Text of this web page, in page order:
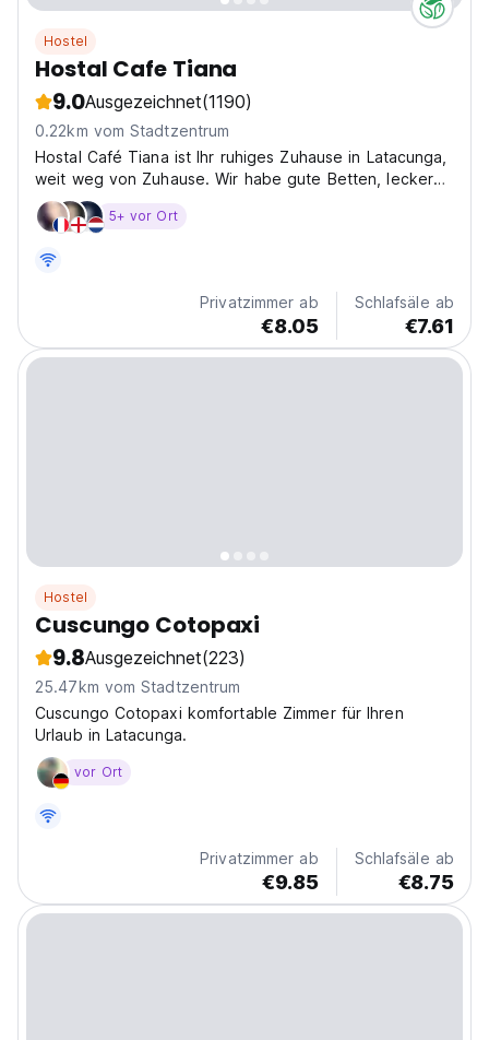
Hostel
Hostal Cafe Tiana
9.0Ausgezeichnet(1190)
0.22km vom Stadtzentrum
Hostal Café Tiana ist Ihr ruhiges Zuhause in Latacunga,
weit weg von Zuhause. Wir habe gute Betten, leckeres
Essen und herrlichen Kaffee. Das Hostal befindet sich
in einem prächtigen Kolonialgebäude im Zentrum von
5+ vor Ort
Privatzimmer ab
€8.05
Schlafsäle ab
€7.61
Hostel
Cuscungo Cotopaxi
9.8Ausgezeichnet(223)
25.47km vom Stadtzentrum
Cuscungo Cotopaxi komfortable Zimmer für Ihren
Urlaub in Latacunga.
vor Ort
Privatzimmer ab
€9.85
Schlafsäle ab
€8.75